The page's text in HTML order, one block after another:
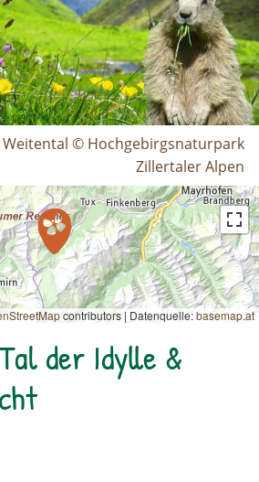
© Hochgebirgsnaturpark
Zillertaler Alpen
contributors | Datenquelle:basemap.at
der Idylle &